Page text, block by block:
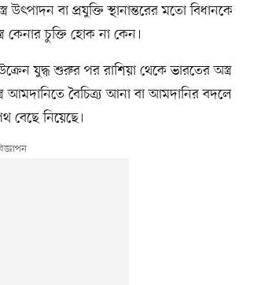
উৎপাদন বা প্রযুক্তি স্থানান্তরের মতো বিধানকে
কেনার চুক্তি হোক না কেন।
যুদ্ধ শুরুর পর রাশিয়া থেকে ভারতের অস্ত্র
আমদানিতে বৈচিত্র্য আনা বা আমদানির বদলে
বেছে নিয়েছে।